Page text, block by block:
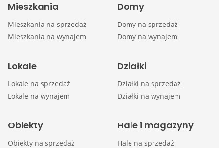
Mieszkania
Mieszkania na sprzedaż
Mieszkania na wynajem
Domy
Domy na sprzedaż
Domy na wynajem
Lokale
Lokale na sprzedaż
Lokale na wynajem
Działki
Działki na sprzedaż
Działki na wynajem
Obiekty
Obiekty na sprzedaż
Hale i magazyny
Hale na sprzedaż